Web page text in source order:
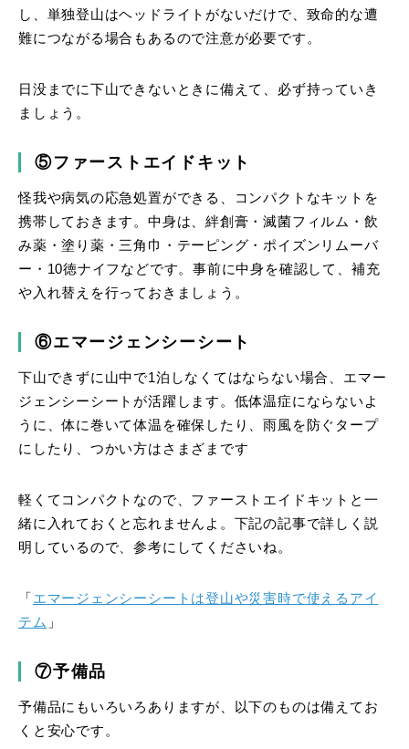
し、単独登山はヘッドライトがないだけで、致命的な遭
難につながる場合もあるので注意が必要です。
日没までに下山できないときに備えて、必ず持っていき
ましょう。
⑤ファーストエイドキット
怪我や病気の応急処置ができる、コンパクトなキットを
携帯しておきます。中身は、絆創膏・滅菌フィルム・飲
み薬・塗り薬・三角巾・テーピング・ポイズンリムーバ
ー・10徳ナイフなどです。事前に中身を確認して、補充
や入れ替えを行っておきましょう。
⑥エマージェンシーシート
下山できずに山中で1泊しなくてはならない場合、エマー
ジェンシーシートが活躍します。低体温症にならないよ
うに、体に巻いて体温を確保したり、雨風を防ぐタープ
にしたり、つかい方はさまざまです
軽くてコンパクトなので、ファーストエイドキットと一
緒に入れておくと忘れませんよ。下記の記事で詳しく説
明しているので、参考にしてくださいね。
「 エマージェンシーシートは登山や災害時で使えるアイ
テム 」
⑦予備品
予備品にもいろいろありますが、以下のものは備えてお
くと安心です。